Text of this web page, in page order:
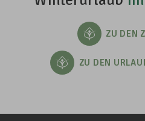
ZU DEN
ZU DEN